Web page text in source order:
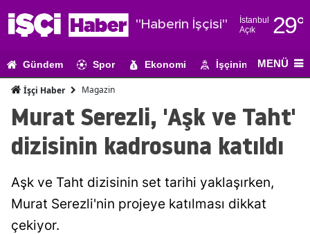
"Haberin İşçisi"
İstanbul
Açık
29°
Adıyaman
Ağrı
Amasya
Ankara
Antalya
Gündem Spor Ekonomi İşçinin Gündemi
MENÜ
İşçi Haber Magazin
Murat Serezli, 'Aşk ve Taht'
dizisinin kadrosuna katıldı
Aşk ve Taht dizisinin set tarihi yaklaşırken,
Murat Serezli'nin projeye katılması dikkat
çekiyor.